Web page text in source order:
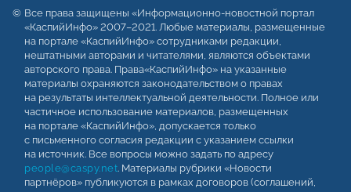
Все права защищены «Информационно-новостной портал
«КаспийИнфо» 2007–2021. Любые материалы, размещенные
на портале «КаспийИнфо» сотрудниками редакции,
нештатными авторами и читателями, являются объектами
авторского права. Права«КаспийИнфо» на указанные
материалы охраняются законодательством о правах
на результаты интеллектуальной деятельности. Полное или
частичное использование материалов, размещенных
на портале «КаспийИнфо», допускается только
с письменного согласия редакции с указанием ссылки
на источник. Все вопросы можно задать по адресу
people@caspy.net. Материалы рубрики «Новости
партнёров» публикуются в рамках договоров (соглашений,